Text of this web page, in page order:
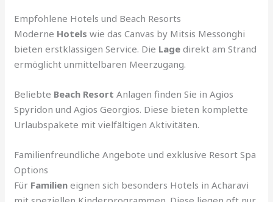
Empfohlene Hotels und Beach Resorts
Moderne Hotels wie das Canvas by Mitsis Messonghi
bieten erstklassigen Service. Die Lage direkt am Strand
ermöglicht unmittelbaren Meerzugang.
Beliebte Beach Resort Anlagen finden Sie in Agios
Spyridon und Agios Georgios. Diese bieten komplette
Urlaubspakete mit vielfältigen Aktivitäten.
Familienfreundliche Angebote und exklusive Resort Spa
Options
Für Familien eignen sich besonders Hotels in Acharavi